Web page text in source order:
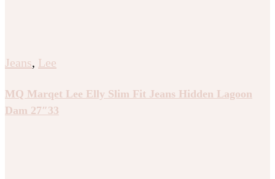
Jeans, Lee
MQ Marqet Lee Elly Slim Fit Jeans Hidden Lagoon
Dam 27″33